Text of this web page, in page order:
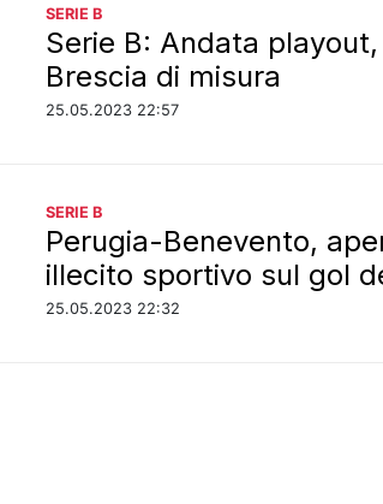
SERIE B
Serie B: Andata
Brescia di misura
25.05.2023 22:57
SERIE B
Perugia-Benevento,
illecito sportivo sul gol
25.05.2023 22:32